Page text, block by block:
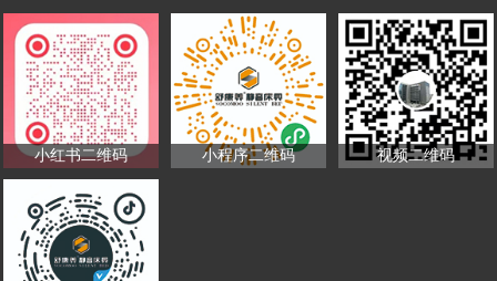
小红书二维码 小程序二维码 视频二维码